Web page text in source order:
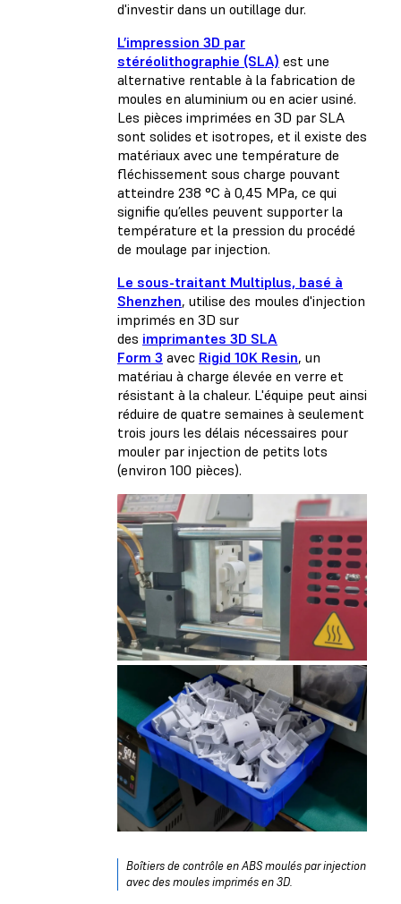
d'investir dans un outillage dur.
L’impression 3D par
stéréolithographie (SLA) est une
alternative rentable à la fabrication de
moules en aluminium ou en acier usiné.
Les pièces imprimées en 3D par SLA
sont solides et isotropes, et il existe des
matériaux avec une température de
fléchissement sous charge pouvant
atteindre 238 °C à 0,45 MPa, ce qui
signifie qu’elles peuvent supporter la
température et la pression du procédé
de moulage par injection.
Le sous-traitant Multiplus, basé à
Shenzhen, utilise des moules d'injection
imprimés en 3D sur
des imprimantes 3D SLA
Form 3 avec Rigid 10K Resin, un
matériau à charge élevée en verre et
résistant à la chaleur. L'équipe peut ainsi
réduire de quatre semaines à seulement
trois jours les délais nécessaires pour
mouler par injection de petits lots
(environ 100 pièces).
Boîtiers de contrôle en ABS moulés par injection
avec des moules imprimés en 3D.